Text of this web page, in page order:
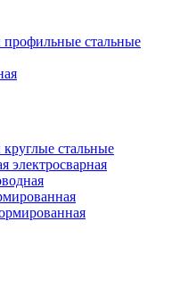
стальные
стальные
электросварная